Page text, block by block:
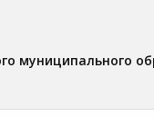
муниципального